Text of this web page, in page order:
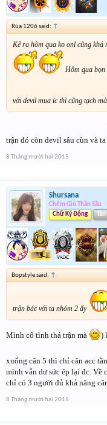
Rùa 1206 said: ↑
Kể ra hôm qua ko onl cũng khá
Hôm qua bọn
với devil mua lc thì cũng tạch
trận đó còn devil sâu cùn và ta
8 Tháng mười hai 2015
Shursana
Chém Gió Thần Sầu
Chữ Ký Động
Bopstyle said: ↑
trận bác với ta nhóm 2 ấy
Mình cố tình thả trận mà )
xuống cân 5 thì chỉ cân acc
mình vẫn dư sức ép lại đc. Về
chỉ có 3 người đủ khả năng
8 Tháng mười hai 2015